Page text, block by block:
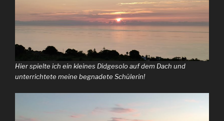
Hier spielte ich ein kleines Didgesolo auf dem Dach und
unterrichtete meine begnadete Schülerin!